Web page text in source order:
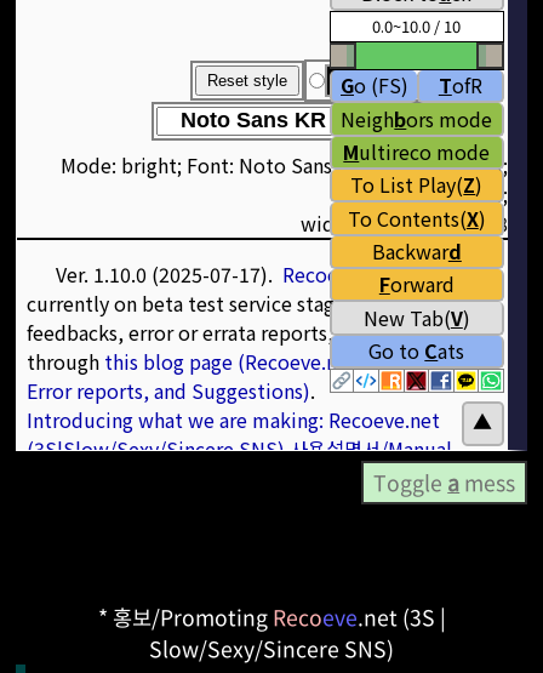
Toggle amess
* 홍보/PromotingRecoeve.net (3S |
Slow/Sexy/Sincere SNS)